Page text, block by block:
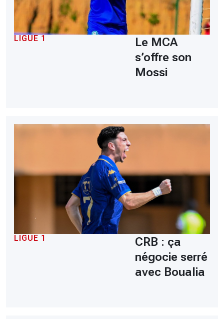
LIGUE 1
Le MCA
s’offre son
Mossi
LIGUE 1
CRB : ça
négocie serré
avec Boualia